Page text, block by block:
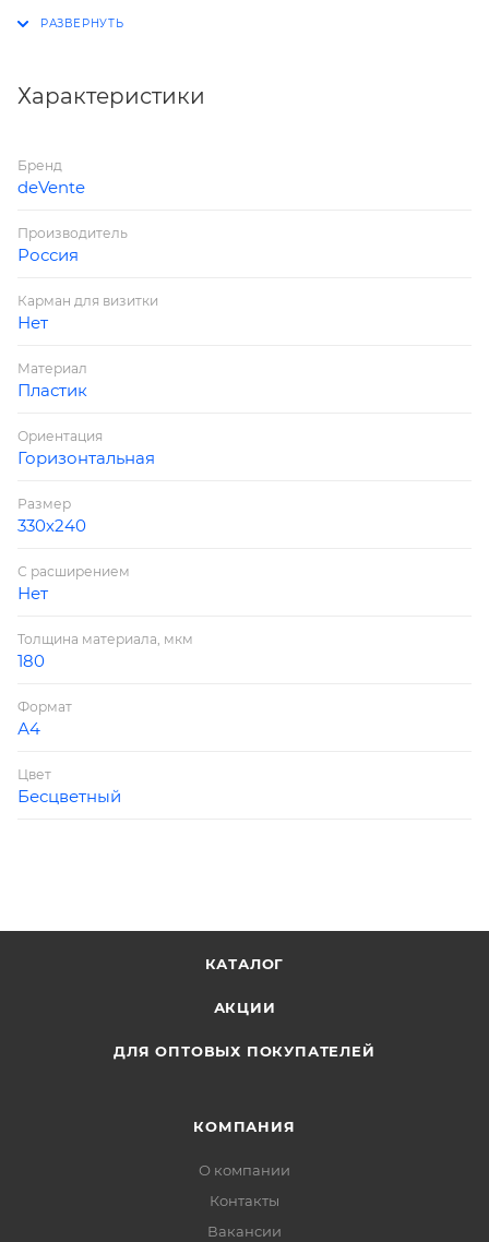
Толщина: 180 мкм
Характеристики
Бренд
deVente
Производитель
Россия
Карман для визитки
Нет
Материал
Пластик
Ориентация
Горизонтальная
Размер
330х240
С расширением
Нет
Толщина материала, мкм
180
Формат
А4
Цвет
Бесцветный
КАТАЛОГ
АКЦИИ
ДЛЯ ОПТОВЫХ ПОКУПАТЕЛЕЙ
КОМПАНИЯ
О компании
Контакты
Вакансии